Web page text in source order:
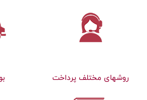
روشهای مختلف پرداخت